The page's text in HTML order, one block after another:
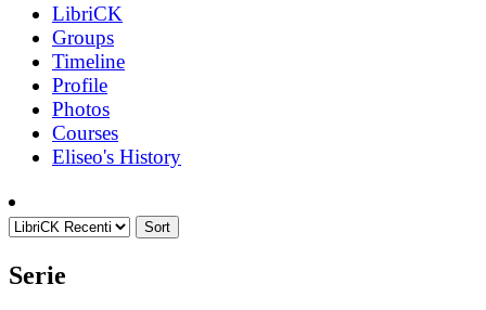
LibriCK
Groups
Timeline
Profile
Photos
Courses
Eliseo's History
Sort
Serie